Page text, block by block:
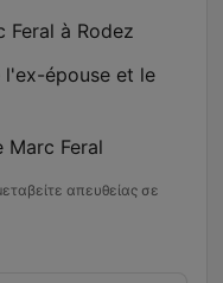
Feral à Rodez
l'ex-épouse et le
Marc Feral
απευθείας σε